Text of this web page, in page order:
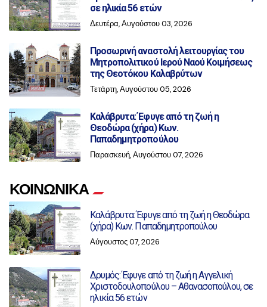
σε ηλικία 56 ετών
Δευτέρα, Αυγούστου 03, 2026
Προσωρινή αναστολή λειτουργίας του
Μητροπολιτικού Ιερού Ναού Κοιμήσεως
της Θεοτόκου Καλαβρύτων
Τετάρτη, Αυγούστου 05, 2026
Καλάβρυτα: Έφυγε από τη ζωή η
Θεοδώρα (χήρα) Κων.
Παπαδημητροπούλου
Παρασκευή, Αυγούστου 07, 2026
ΚΟΙΝΩΝΙΚΑ
Καλάβρυτα: Έφυγε από τη ζωή η Θεοδώρα
(χήρα) Κων. Παπαδημητροπούλου
Αύγουστος 07, 2026
Δρυμός: Έφυγε από τη ζωή η Αγγελική
Χριστοδουλοπούλου – Αθανασοπούλου, σε
ηλικία 56 ετών